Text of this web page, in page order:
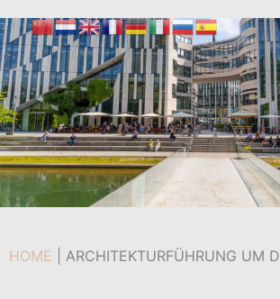
Inhalt
springen
Vonadmin /19. Oktober 2025
HOME ARCHITEKTURFÜHRUNG UM